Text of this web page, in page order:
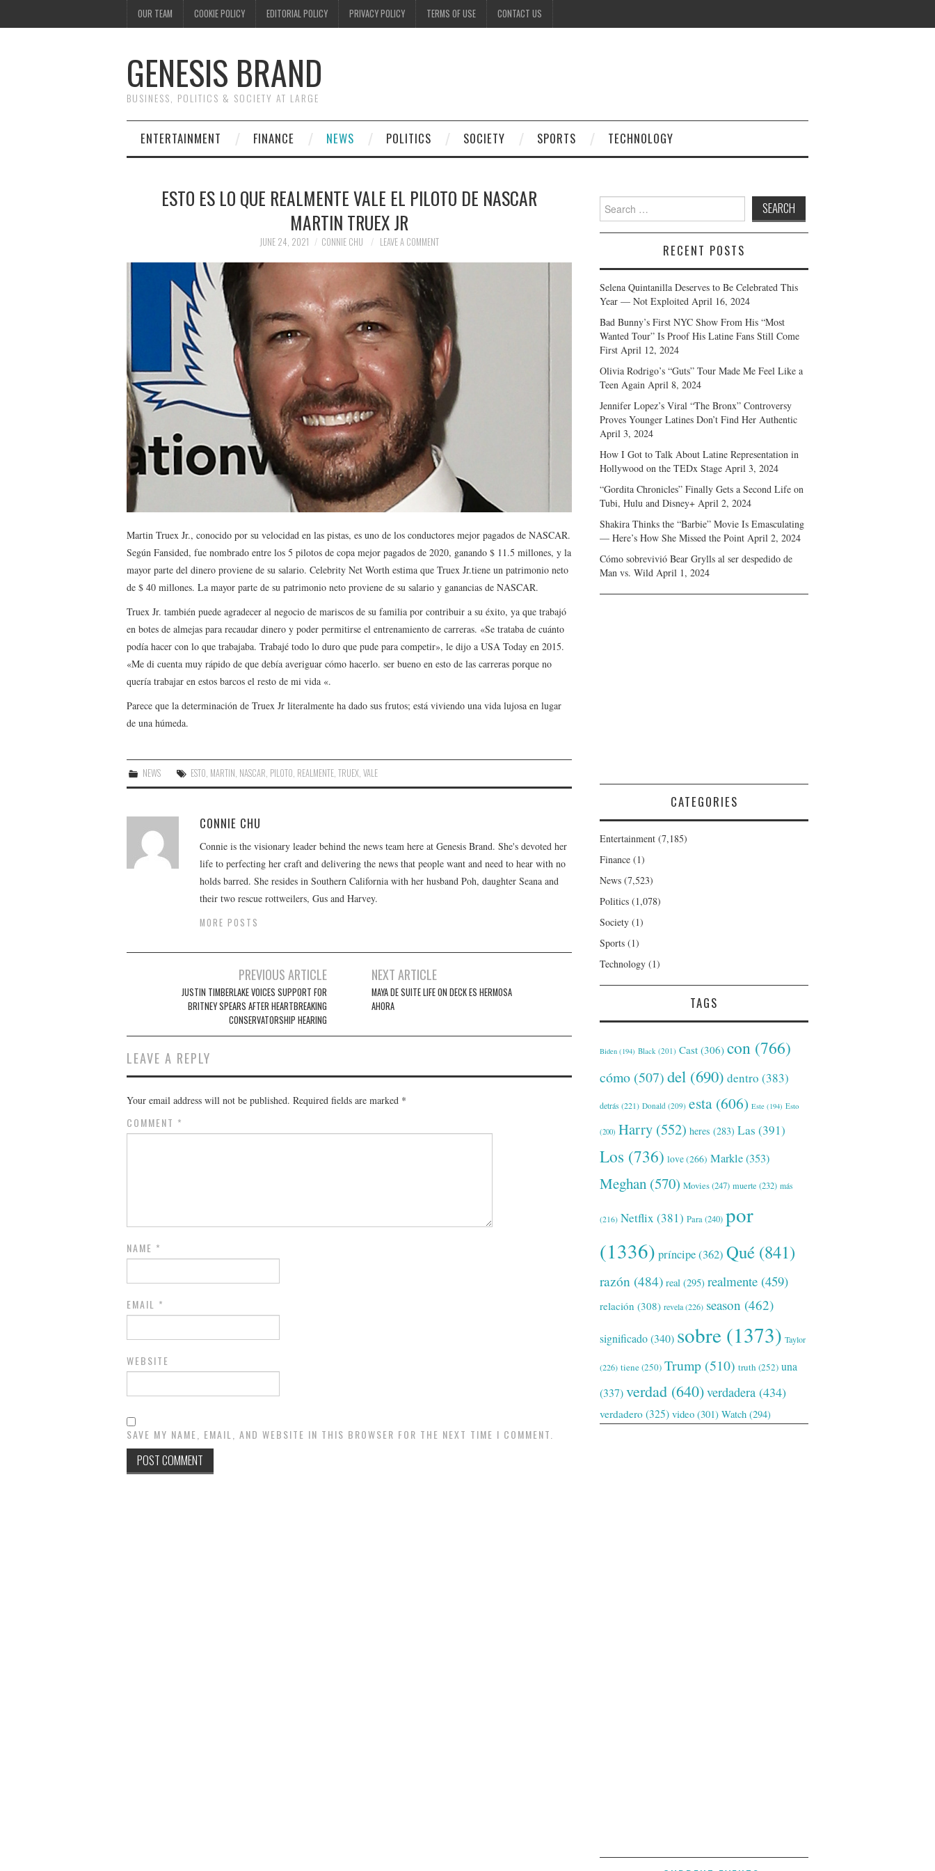
OUR TEAM COOKIE POLICY EDITORIAL POLICY PRIVACY POLICY TERMS OF USE CONTACT US
GENESIS BRAND
BUSINESS, POLITICS & SOCIETY AT LARGE
ENTERTAINMENT FINANCE NEWS POLITICS SOCIETY SPORTS TECHNOLOGY
ESTO ES LO QUE REALMENTE VALE EL PILOTO DE NASCAR
MARTIN TRUEX JR
JUNE 24, 2021 CONNIE CHU LEAVE A COMMENT
Martin Truex Jr., conocido por su velocidad en las pistas, es uno de los conductores mejor pagados de NASCAR.
Según Fansided, fue nombrado entre los 5 pilotos de copa mejor pagados de 2020, ganando $ 11.5 millones, y la
mayor parte del dinero proviene de su salario. Celebrity Net Worth estima que Truex Jr.tiene un patrimonio neto
de $ 40 millones. La mayor parte de su patrimonio neto proviene de su salario y ganancias de NASCAR.
Truex Jr. también puede agradecer al negocio de mariscos de su familia por contribuir a su éxito, ya que trabajó
en botes de almejas para recaudar dinero y poder permitirse el entrenamiento de carreras. «Se trataba de cuánto
podía hacer con lo que trabajaba. Trabajé todo lo duro que pude para competir», le dijo a USA Today en 2015.
«Me di cuenta muy rápido de que debía averiguar cómo hacerlo. ser bueno en esto de las carreras porque no
quería trabajar en estos barcos el resto de mi vida «.
Parece que la determinación de Truex Jr literalmente ha dado sus frutos; está viviendo una vida lujosa en lugar
de una húmeda.
NEWS ESTO, MARTIN, NASCAR, PILOTO, REALMENTE,TRUEX,VALE
CONNIE CHU
Connie is the visionary leader behind the news team here at Genesis Brand. She's devoted her
life to perfecting her craft and delivering the news that people want and need to hear with no
holds barred. She resides in Southern California with her husband Poh, daughter Seana and
their two rescue rottweilers, Gus and Harvey.
MORE POSTS
navigation
PREVIOUS ARTICLE
JUSTIN TIMBERLAKE VOICES SUPPORT FOR
BRITNEY SPEARS AFTER HEARTBREAKING
CONSERVATORSHIP HEARING
NEXT ARTICLE
MAYA DE SUITE LIFE ON DECK ES HERMOSA
AHORA
LEAVE A REPLY
Your email address will not be published. Required fields are marked *
COMMENT *
NAME *
EMAIL *
WEBSITE
SAVE MY NAME, EMAIL, AND WEBSITE IN THIS BROWSER FOR THE NEXT TIME I COMMENT.
Search
for:
RECENT POSTS
Selena Quintanilla Deserves to Be Celebrated This
Year — Not Exploited April 16, 2024
Bad Bunny’s First NYC Show From His “Most
Wanted Tour” Is Proof His Latine Fans Still Come
First April 12, 2024
Olivia Rodrigo’s “Guts” Tour Made Me Feel Like a
Teen Again April 8, 2024
Jennifer Lopez’s Viral “The Bronx” Controversy
Proves Younger Latines Don’t Find Her Authentic
April 3, 2024
How I Got to Talk About Latine Representation in
Hollywood on the TEDx Stage April 3, 2024
“Gordita Chronicles” Finally Gets a Second Life on
Tubi, Hulu and Disney+ April 2, 2024
Shakira Thinks the “Barbie” Movie Is Emasculating
— Here’s How She Missed the Point April 2, 2024
Cómo sobrevivió Bear Grylls al ser despedido de
Man vs. Wild April 1, 2024
CATEGORIES
Entertainment (7,185)
Finance (1)
News (7,523)
Politics (1,078)
Society (1)
Sports (1)
Technology (1)
TAGS
Biden (194) Black (201) Cast (306) con (766)
cómo (507)del (690) dentro (383)
detrás (221) Donald (209) esta (606) Este (194) Esto
(200) Harry (552) heres (283) Las (391)
Los (736) love(266) Markle(353)
Meghan (570) Movies(247) muerte (232) más
(216) Netflix (381) Para(240) por
(1336) príncipe(362) Qué (841)
razón (484) real (295) realmente (459)
relación (308) revela(226) season (462)
significado(340) sobre (1373) Taylor
(226) tiene(250) Trump (510) truth (252) una
(337)verdad (640)verdadera (434)
verdadero (325) video (301) Watch (294)